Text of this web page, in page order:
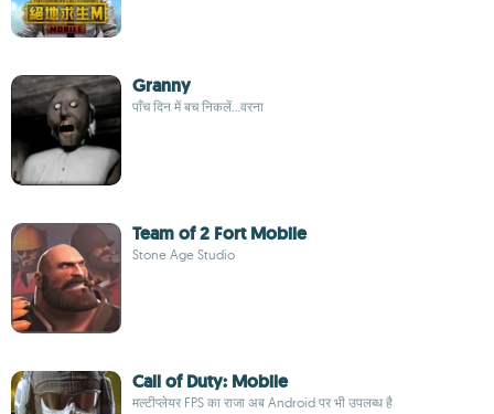
Granny
पाँच दिन में बच निकलें...वरना
Team of 2 Fort Mobile
Stone Age Studio
Call of Duty: Mobile
मल्टीप्लेयर FPS का राजा अब Android पर भी उपलब्ध है